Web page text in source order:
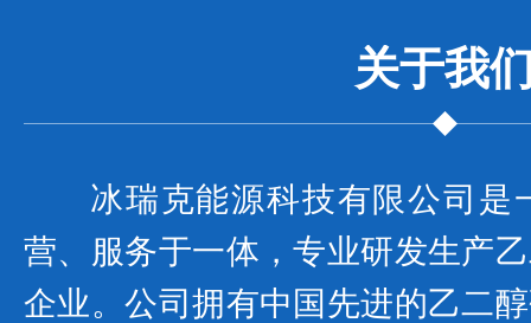
关于我
冰瑞克能源科技有限公司是
营、服务于一体，专业研发生产
企业。公司拥有中国先进的乙二